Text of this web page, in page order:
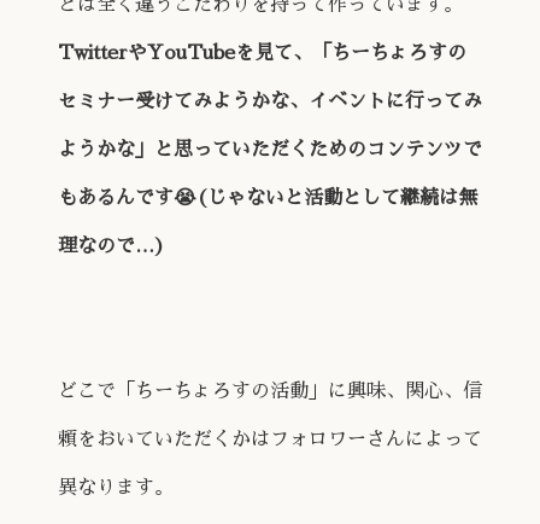
とは全く違うこだわりを持って作っています。
TwitterやYouTubeを見て、「ちーちょろすの
セミナー受けてみようかな、イベントに行ってみ
ようかな」と思っていただくためのコンテンツで
もあるんです😭(じゃないと活動として継続は無
理なので…)
どこで「ちーちょろすの活動」に興味、関心、信
頼をおいていただくかはフォロワーさんによって
異なります。